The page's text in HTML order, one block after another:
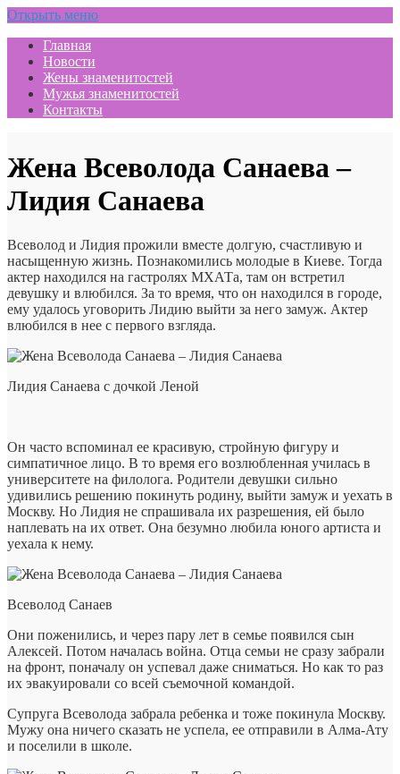
Открыть меню
Главная
Новости
Жены знаменитостей
Мужья знаменитостей
Контакты
Жена Всеволода Санаева –
Лидия Санаева
Всеволод и Лидия прожили вместе долгую, счастливую и
насыщенную жизнь. Познакомились молодые в Киеве. Тогда
актер находился на гастролях МХАТа, там он встретил
девушку и влюбился. За то время, что он находился в городе,
ему удалось уговорить Лидию выйти за него замуж. Актер
влюбился в нее с первого взгляда.
Лидия Санаева с дочкой Леной
Он часто вспоминал ее красивую, стройную фигуру и
симпатичное лицо. В то время его возлюбленная училась в
университете на филолога. Родители девушки сильно
удивились решению покинуть родину, выйти замуж и уехать в
Москву. Но Лидия не спрашивала их разрешения, ей было
наплевать на их ответ. Она безумно любила юного артиста и
уехала к нему.
Всеволод Санаев
Они поженились, и через пару лет в семье появился сын
Алексей. Потом началась война. Отца семьи не сразу забрали
на фронт, поначалу он успевал даже сниматься. Но как то раз
их эвакуировали со всей съемочной командой.
Супруга Всеволода забрала ребенка и тоже покинула Москву.
Мужу она ничего сказать не успела, ее отправили в Алма-Ату
и поселили в школе.